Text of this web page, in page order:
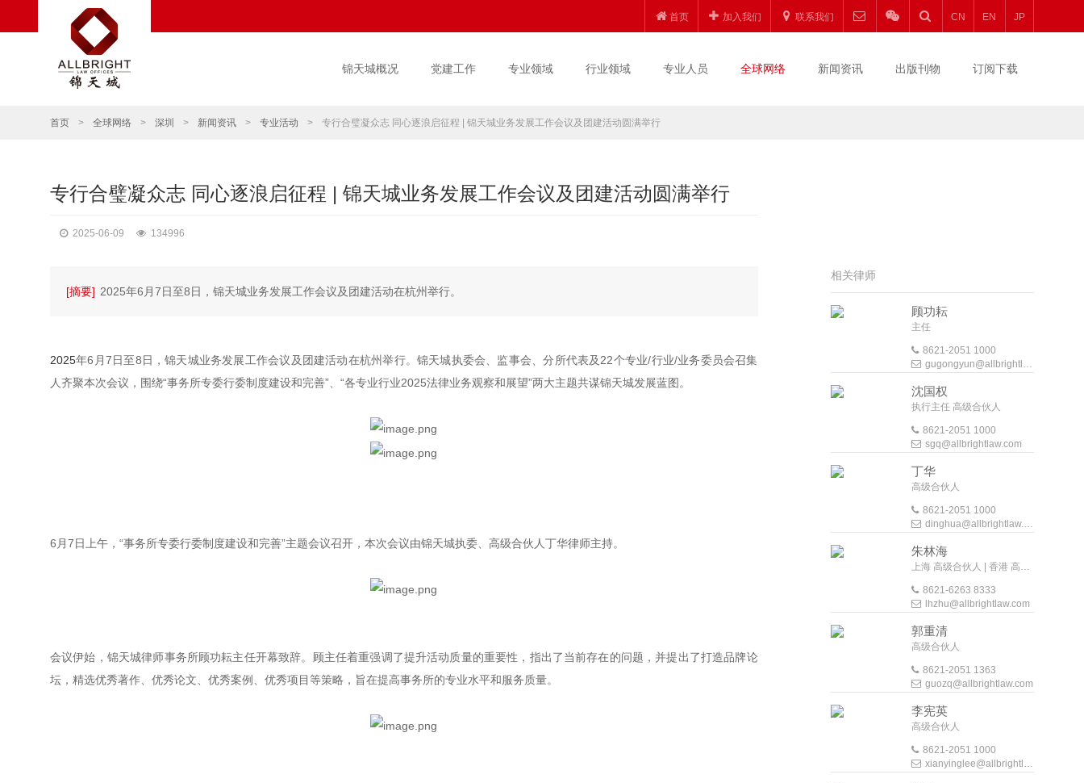
首页 加入我们 联系我们 CN EN JP
锦天城概况 党建工作 专业领域 行业领域 专业人员 全球网络 新闻资讯 出版刊物 订阅下载
首页 > 全球网络 > 深圳 > 新闻资讯 > 专业活动 > 专行合璧凝众志 同心逐浪启征程 | 锦天城业务发展工作会议及团建活动圆满举行
专行合璧凝众志 同心逐浪启征程 | 锦天城业务发展工作会议及团建活动圆满举行
2025-06-09 134996
[摘要] 2025年6月7日至8日，锦天城业务发展工作会议及团建活动在杭州举行。
2025年6月7日至8日，锦天城业务发展工作会议及团建活动在杭州举行。锦天城执委会、监事会、分所代表及22个专业/行业/业务委员会召集
人齐聚本次会议，围绕“事务所专委行委制度建设和完善”、“各专业行业2025法律业务观察和展望”两大主题共谋锦天城发展蓝图。
6月7日上午，“事务所专委行委制度建设和完善”主题会议召开，本次会议由锦天城执委、高级合伙人丁华律师主持。
会议伊始，锦天城律师事务所顾功耘主任开幕致辞。顾主任着重强调了提升活动质量的重要性，指出了当前存在的问题，并提出了打造品牌论
坛，精选优秀著作、优秀论文、优秀案例、优秀项目等策略，旨在提高事务所的专业水平和服务质量。
相关律师
顾功耘
主任
8621-2051 1000
gugongyun@allbrightlaw.com
沈国权
执行主任 高级合伙人
8621-2051 1000
sgq@allbrightlaw.com
丁华
高级合伙人
8621-2051 1000
dinghua@allbrightlaw.com
朱林海
上海 高级合伙人 | 香港 高级外地法律顾问
8621-6263 8333
lhzhu@allbrightlaw.com
郭重清
高级合伙人
8621-2051 1363
guozq@allbrightlaw.com
李宪英
高级合伙人
8621-2051 1000
xianyinglee@allbrightlaw.com